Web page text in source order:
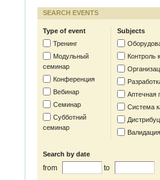
SEARCH EVENTS
Type of event
Тренинг
Модульный
семинар
Конференция
Вебинар
Семинар
Субботний
семинар
Subjects
Контроль
Аптечная
Система
Валидация
Search by date
from to